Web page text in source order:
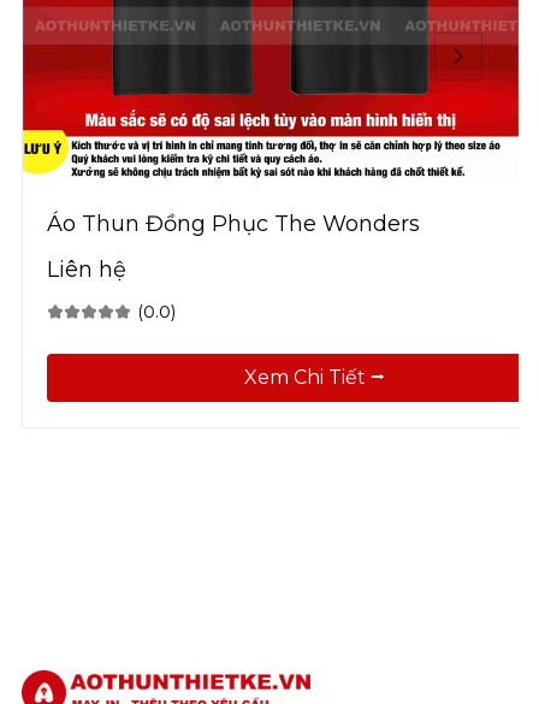
Áo Thun Đồng Phục The Wonders
Liên hệ
(0.0)
Xem Chi Tiết ⭢